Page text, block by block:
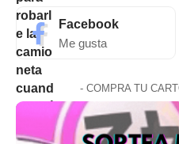
Facebook
Me gusta
- COMPRA TU